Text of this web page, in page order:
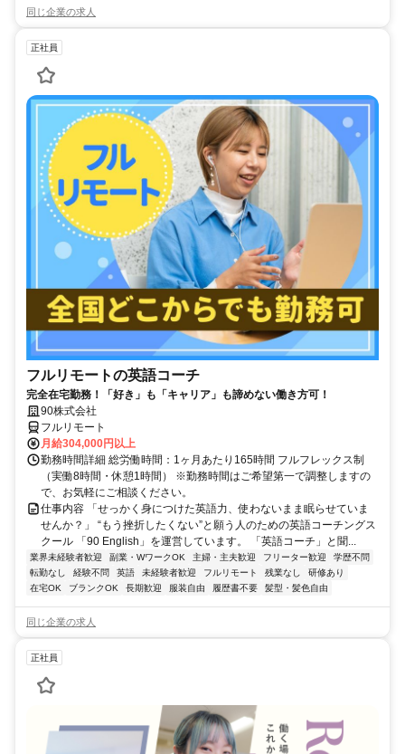
同じ企業の求人
正社員
フルリモートの英語コーチ
完全在宅勤務！「好き」も「キャリア」も諦めない働き方可！
90株式会社
フルリモート
月給304,000円以上
勤務時間詳細 総労働時間：1ヶ月あたり165時間 フルフレックス制
（実働8時間・休憩1時間） ※勤務時間はご希望第一で調整しますの
で、お気軽にご相談ください。
仕事内容 「せっかく身につけた英語力、使わないまま眠らせていま
せんか？」 “もう挫折したくない”と願う人のための英語コーチングス
クール 「90 English」を運営しています。 「英語コーチ」と聞...
業界未経験者歓迎 副業・WワークOK 主婦・主夫歓迎 フリーター歓迎
学歴不問
転勤なし
経験不問 英語 未経験者歓迎 フルリモート 残業なし
研修あり
在宅OK
ブランクOK 長期歓迎 服装自由 履歴書不要 髪型・髪色自由
同じ企業の求人
正社員